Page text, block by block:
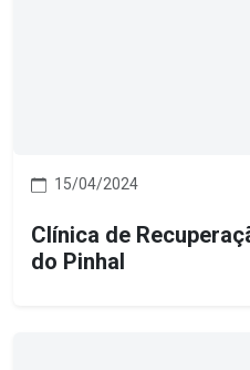
15/04/2024
Clínica de
do Pinhal